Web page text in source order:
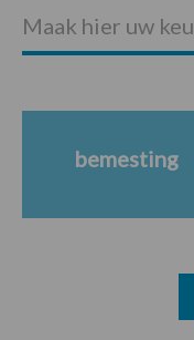
Maak hier uw
bemesting